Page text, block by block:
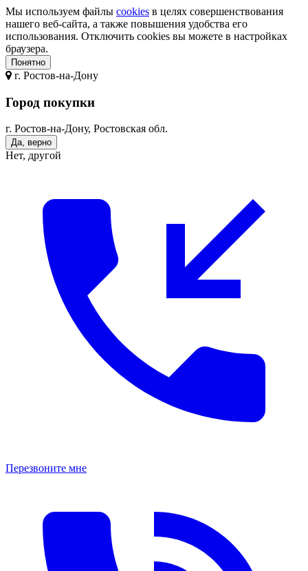
Мы используем файлы cookies в целях совершенствования
нашего веб-сайта, а также повышения удобства его
использования. Отключить cookies вы можете в настройках
браузера.
Понятно
г. Ростов-на-Дону
Город покупки
г. Ростов-на-Дону, Ростовская обл.
Да, верно
Нет, другой
Перезвоните мне